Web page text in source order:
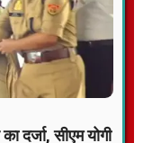
दर्जा, सीएम योगी